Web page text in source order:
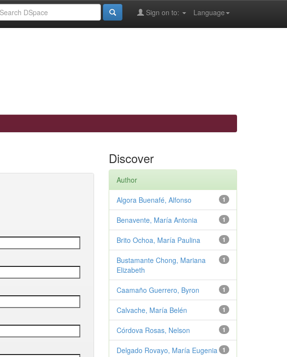
Language
Sign on to:
Discover
Author
1
Algora Buenafé, Alfonso
1
Benavente, María Antonia
1
Brito Ochoa, María Paulina
1
Bustamante Chong, Mariana
Elizabeth
1
Caamaño Guerrero, Byron
1
Calvache, María Belén
1
Córdova Rosas, Nelson
1
Delgado Rovayo, María Eugenia